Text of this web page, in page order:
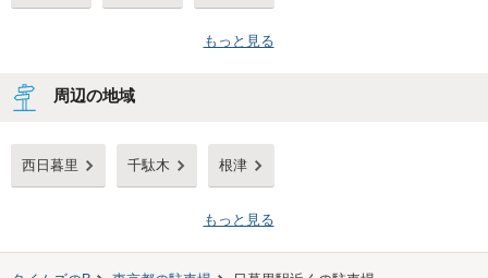
もっと見る
周辺の地域
西日暮里 千駄木 根津
もっと見る